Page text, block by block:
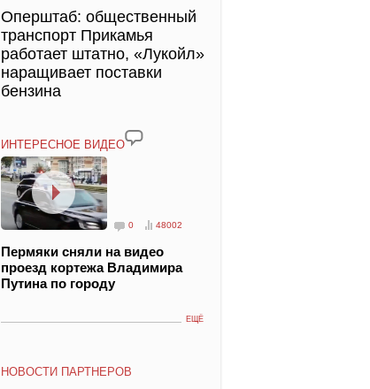
Оперштаб: общественный
транспорт Прикамья
работает штатно, «Лукойл»
наращивает поставки
бензина
ИНТЕРЕСНОЕ ВИДЕО
0 48002
Пермяки сняли на видео
проезд кортежа Владимира
Путина по городу
ЕЩЁ
НОВОСТИ ПАРТНЕРОВ